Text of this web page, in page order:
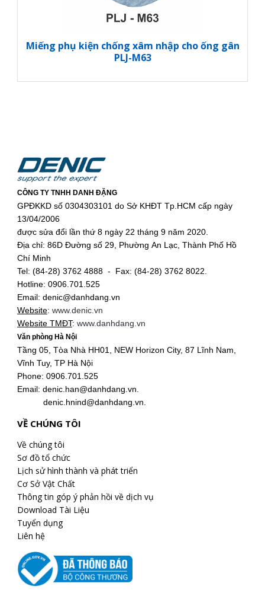
Miếng phụ kiện chống xâm nhập cho ống gân
PLJ-M63
CÔNG TY TNHH DANH ĐẶNG
GPĐKKD số 0304303101 do Sở KHĐT Tp.HCM cấp ngày
13/04/2006
được sửa đổi lần thứ 8 ngày 22 tháng 9 năm 2020.
Địa chỉ: 86D Đường số 29, Phường An Lạc, Thành Phố Hồ
Chí Minh
Tel: (84-28) 3762 4888 - Fax: (84-28) 3762 8022.
Hotline: 0906.701.525
Email: denic@danhdang.vn
Website: www.denic.vn
Website TMĐT: www.danhdang.vn
Văn phòng Hà Nội
Tầng 05, Tòa Nhà HH01, NEW Horizon City, 87 Lĩnh Nam,
Vĩnh Tuy, TP Hà Nội
Phone: 0906.701.525
Email: denic.han@danhdang.vn.
denic.hnind@danhdang.vn.
VỀ CHÚNG TÔI
Về chúng tôi
Sơ đồ tổ chức
Lịch sử hình thành và phát triển
Cơ Sở Vật Chất
Thông tin góp ý phản hồi về dịch vụ
Download Tài Liệu
Tuyển dụng
Liên hệ